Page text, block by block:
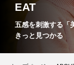
EAT
五感を刺激する「
きっと見つかる